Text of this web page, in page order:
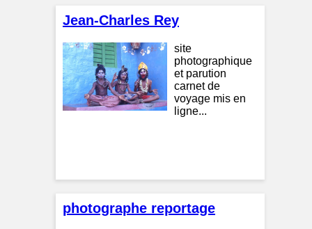
Jean-Charles Rey
site
photographique
et parution
carnet de
voyage mis en
ligne...
photographe reportage